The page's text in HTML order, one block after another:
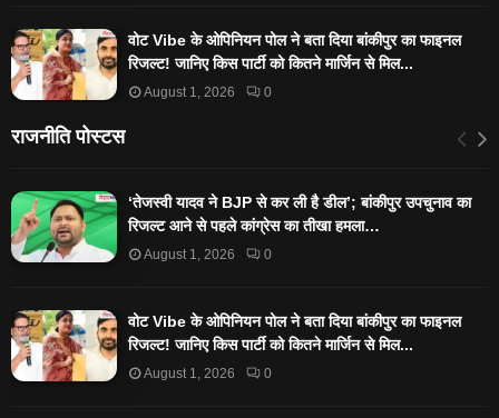
वोट Vibe के ओपिनियन पोल ने बता दिया बांकीपुर का फाइनल
रिजल्ट! जानिए किस पार्टी को कितने मार्जिन से मिल...
August 1, 2026 0
राजनीति पोस्टस
‘तेजस्‍वी यादव ने BJP से कर ली है डील’; बांकीपुर उपचुनाव का
रिजल्‍ट आने से पहले कांग्रेस का तीखा हमला…
August 1, 2026 0
वोट Vibe के ओपिनियन पोल ने बता दिया बांकीपुर का फाइनल
रिजल्ट! जानिए किस पार्टी को कितने मार्जिन से मिल...
August 1, 2026 0